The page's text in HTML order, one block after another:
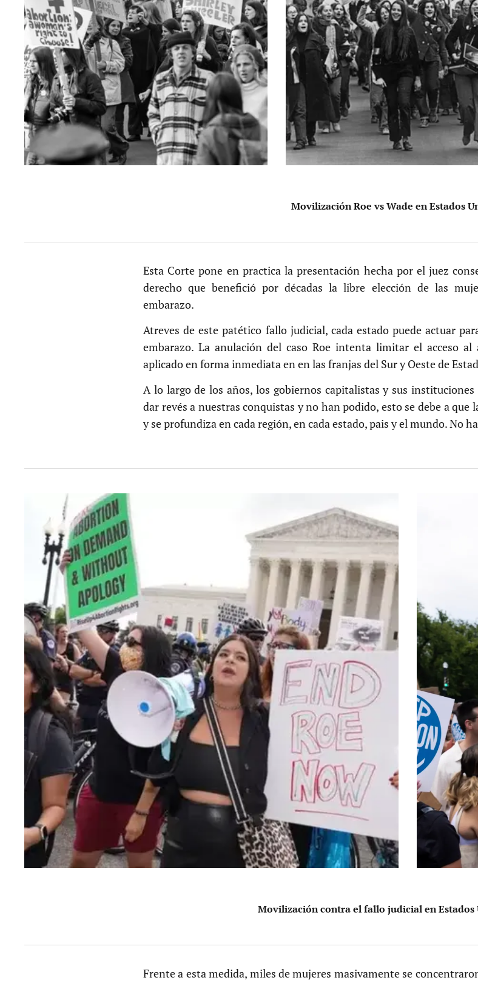
Movilización Roe vs Wade en Estados
Esta Corte pone en practica la presentación hecha por el juez
derecho que benefició por décadas la libre elección de las
embarazo.
Atreves de este patético fallo judicial, cada estado puede actuar
embarazo. La anulación del caso Roe intenta limitar el acceso
aplicado en forma inmediata en en las franjas del Sur y Oeste de
A lo largo de los años, los gobiernos capitalistas y sus
dar revés a nuestras conquistas y no han podido, esto se debe a
y se profundiza en cada región, en cada estado, pais y el mundo. No
Movilización contra el fallo judicial en Estados
Frente a esta medida, miles de mujeres masivamente se